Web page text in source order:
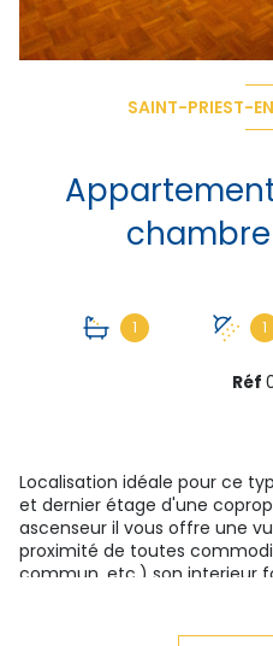
SAINT-PRIEST-
Appartement 4 pièce(s)
1 1
Réf
Localisation idéale pour ce
et dernier étage d'une
ascenseur il vous offre une
proximité de toutes
commun, etc.) son interieur